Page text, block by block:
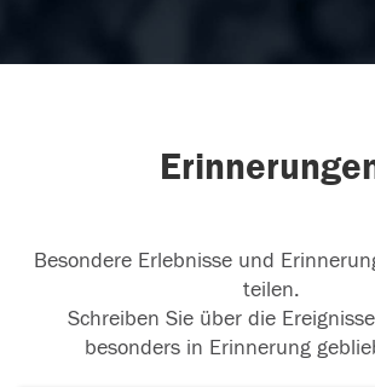
Besondere Erlebnisse und
teilen.
Schreiben Sie über die
besonders in Erinnerung